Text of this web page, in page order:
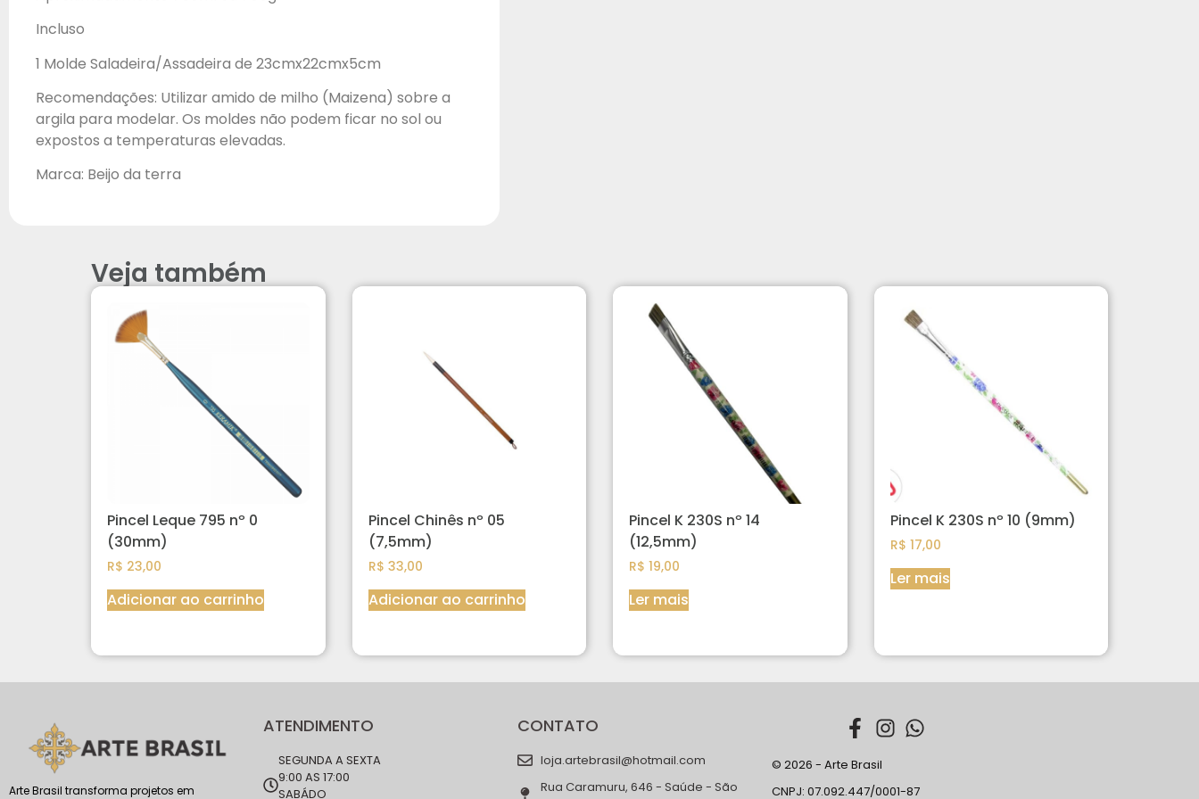
Incluso
1 Molde Saladeira/Assadeira de 23cmx22cmx5cm
Recomendações: Utilizar amido de milho (Maizena) sobre a
argila para modelar. Os moldes não podem ficar no sol ou
expostos a temperaturas elevadas.
Marca: Beijo da terra
Veja também
Pincel Leque 795 nº 0
(30mm)
R$ 23,00
Adicionar ao carrinho
Pincel Chinês nº 05
(7,5mm)
R$ 33,00
Adicionar ao carrinho
Pincel K 230S nº 14
(12,5mm)
R$ 19,00
Ler mais
Pincel K 230S nº 10 (9mm)
R$ 17,00
Ler mais
Arte Brasil transforma projetos em
ATENDIMENTO
SEGUNDA A SEXTA
9:00 AS 17:00
SABÁDO
CONTATO
loja.artebrasil@hotmail.com
Rua Caramuru, 646 - Saúde - São
© 2026 - Arte Brasil
CNPJ: 07.092.447/0001-87